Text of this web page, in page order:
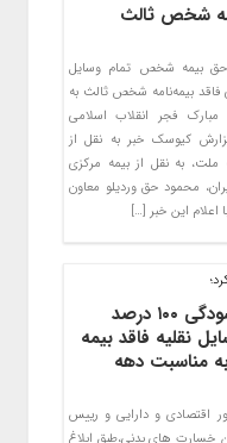
شخص ثالث
حق بیمه شخص تمام وسایل
فاقد بیمه‌نامه شخص ثالث به
مبارک فجر انقلاب اسلامی
کیوسک خبر به نقل از
ملت، به نقل از بیمه مرکزی
محمود حق وردیلو معاون
اعلام این خبر […]
بخشنامه بخشودگی ۱۰۰ درصد
نقلیه فاقد بیمه
مناسبت دهه
اقتصادی و دارایی و رییس
خسارت های بدنی،طبق ابلاغ